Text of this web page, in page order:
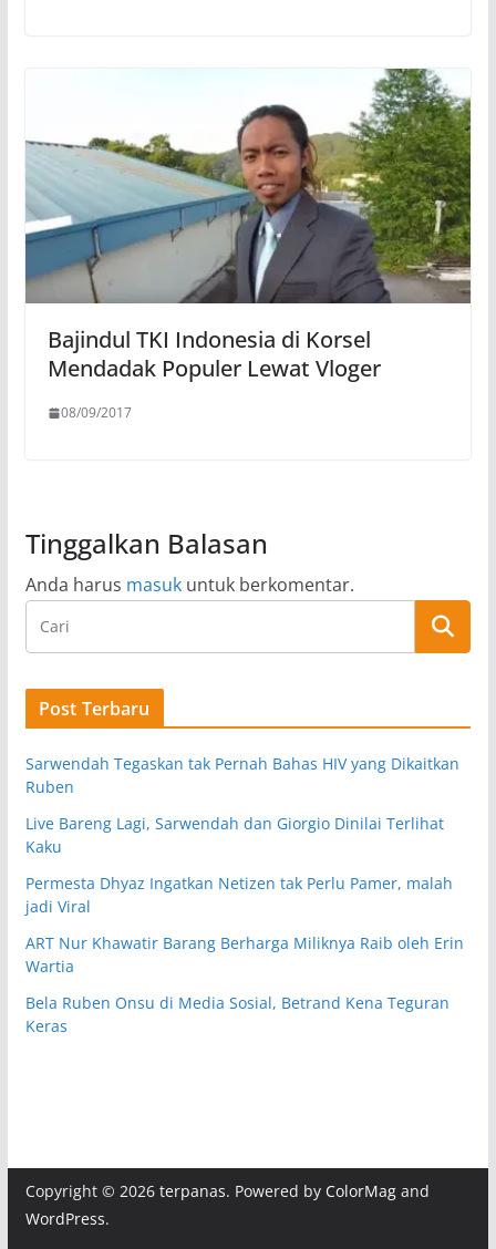
Bajindul TKI Indonesia di Korsel
Mendadak Populer Lewat Vloger
08/09/2017
Tinggalkan Balasan
Anda harus masukuntuk berkomentar.
Post Terbaru
Sarwendah Tegaskan tak Pernah Bahas HIV yang Dikaitkan
Ruben
Live Bareng Lagi, Sarwendah dan Giorgio Dinilai Terlihat
Kaku
Permesta Dhyaz Ingatkan Netizen tak Perlu Pamer, malah
jadi Viral
ART Nur Khawatir Barang Berharga Miliknya Raib oleh Erin
Wartia
Bela Ruben Onsu di Media Sosial, Betrand Kena Teguran
Keras
Copyright © 2026 terpanas. Powered by ColorMagand
WordPress.